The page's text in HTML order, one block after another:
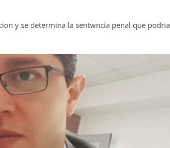
y se determina la sentwncia penal que podria